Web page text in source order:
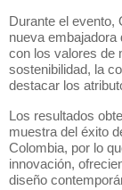
Durante el evento,
nueva embajadora
con los valores de
sostenibilidad, la
destacar los
Los resultados
muestra del éxito
Colombia, por lo
innovación,
diseño